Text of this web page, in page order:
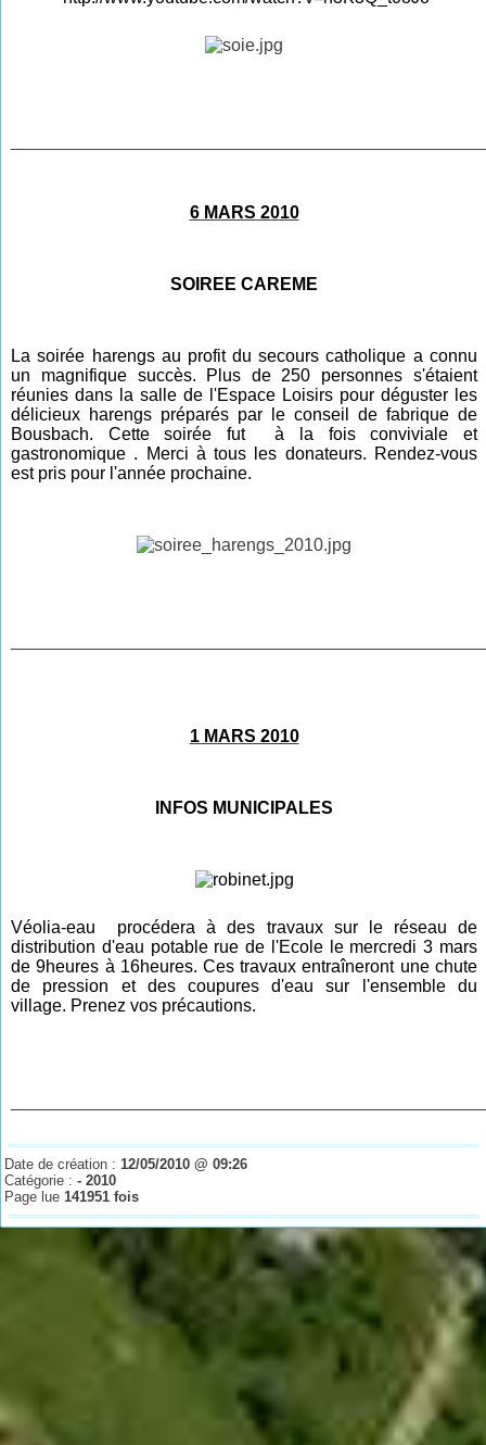
6 MARS 2010
SOIREE CAREME
La soirée harengs au profit du secours catholique a connu
un magnifique succès. Plus de 250 personnes s'étaient
réunies dans la salle de l'Espace Loisirs pour déguster les
délicieux harengs préparés par le conseil de fabrique de
Bousbach. Cette soirée fut à la fois conviviale et
gastronomique . Merci à tous les donateurs. Rendez-vous
est pris pour l'année prochaine.
1 MARS 2010
INFOS MUNICIPALES
Véolia-eau procédera à des travaux sur le réseau de
distribution d'eau potable rue de l'Ecole le mercredi 3 mars
de 9heures à 16heures. Ces travaux entraîneront une chute
de pression et des coupures d'eau sur l'ensemble du
village. Prenez vos précautions.
Date de création : 12/05/2010 @ 09:26
Catégorie :- 2010
Page lue 141951 fois